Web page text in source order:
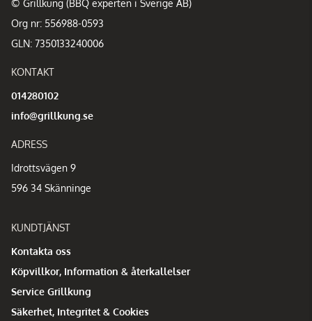
© Grillkung (BBQ experten i Sverige AB)
Org nr: 556988-0593
GLN: 7350133240006
KONTAKT
014280102
info@grillkung.se
ADRESS
Idrottsvägen 9
596 34 Skänninge
KUNDTJÄNST
Kontakta oss
Köpvillkor, Information & återkallelser
Service Grillkung
Säkerhet, Integritet & Cookies